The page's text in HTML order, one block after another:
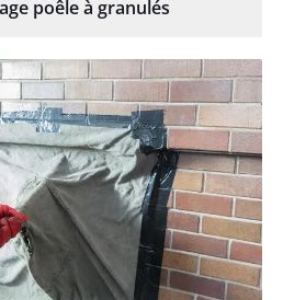
poêle à granulés